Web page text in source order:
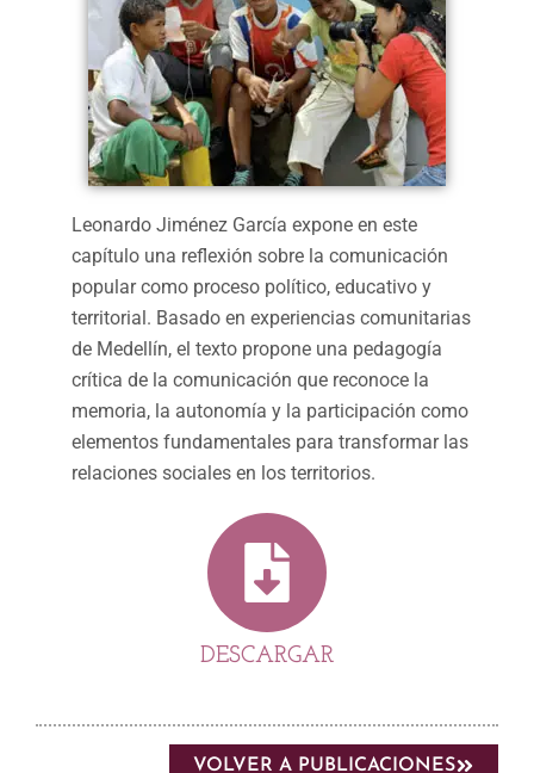
Leonardo Jiménez García expone en este
capítulo una reflexión sobre la comunicación
popular como proceso político, educativo y
territorial. Basado en experiencias comunitarias
de Medellín, el texto propone una pedagogía
crítica de la comunicación que reconoce la
memoria, la autonomía y la participación como
elementos fundamentales para transformar las
relaciones sociales en los territorios.
DESCARGAR
VOLVER A PUBLICACIONES